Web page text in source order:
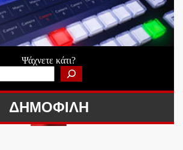
Ψάχνετε κάτι?
ΔΗΜΟΦΙΛΗ